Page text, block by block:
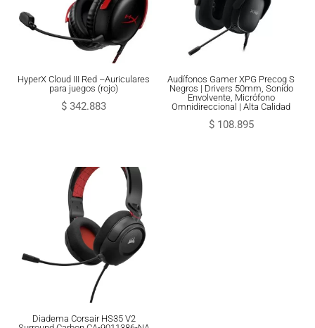
HyperX Cloud III Red –Auriculares
para juegos (rojo)
$ 342.883
Audífonos Gamer XPG Precog S
Negros | Drivers 50mm, Sonido
Envolvente, Micrófono
Omnidireccional | Alta Calidad
$108.895
Diadema Corsair HS35 V2